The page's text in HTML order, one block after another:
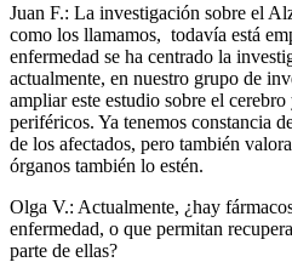
Juan F.: La investigación sobre el
como los llamamos, todavía está
enfermedad se ha centrado la
actualmente, en nuestro grupo de
ampliar este estudio sobre el
periféricos. Ya tenemos constancia
de los afectados, pero también
órganos también lo estén.
Olga V.: Actualmente, ¿hay
enfermedad, o que permitan
parte de ellas?